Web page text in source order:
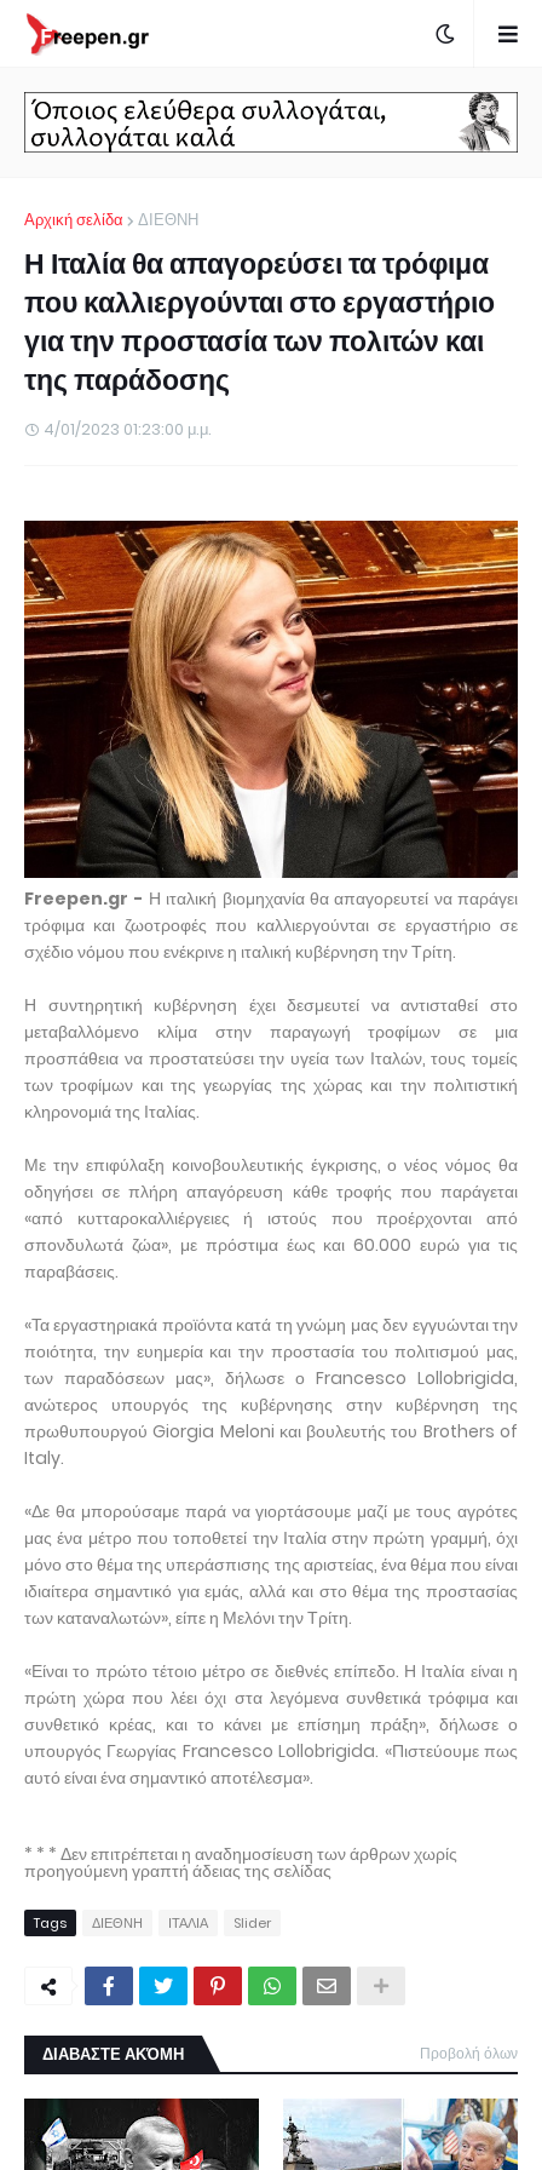
Αρχική σελίδα ΔΙΕΘΝΗ
Η Ιταλία θα απαγορεύσει τα τρόφιμα
που καλλιεργούνται στο εργαστήριο
για την προστασία των πολιτών και
της παράδοσης
4/01/2023 01:23:00 μ.μ.
Freepen.gr - Η ιταλική βιομηχανία θα απαγορευτεί να παράγει
τρόφιμα και ζωοτροφές που καλλιεργούνται σε εργαστήριο σε
σχέδιο νόμου που ενέκρινε η ιταλική κυβέρνηση την Τρίτη.
Η συντηρητική κυβέρνηση έχει δεσμευτεί να αντισταθεί στο
μεταβαλλόμενο κλίμα στην παραγωγή τροφίμων σε μια
προσπάθεια να προστατεύσει την υγεία των Ιταλών, τους τομείς
των τροφίμων και της γεωργίας της χώρας και την πολιτιστική
κληρονομιά της Ιταλίας.
Με την επιφύλαξη κοινοβουλευτικής έγκρισης, ο νέος νόμος θα
οδηγήσει σε πλήρη απαγόρευση κάθε τροφής που παράγεται
«από κυτταροκαλλιέργειες ή ιστούς που προέρχονται από
σπονδυλωτά ζώα», με πρόστιμα έως και 60.000 ευρώ για τις
παραβάσεις.
«Τα εργαστηριακά προϊόντα κατά τη γνώμη μας δεν εγγυώνται την
ποιότητα, την ευημερία και την προστασία του πολιτισμού μας,
των παραδόσεων μας», δήλωσε ο Francesco Lollobrigida,
ανώτερος υπουργός της κυβέρνησης στην κυβέρνηση της
πρωθυπουργού Giorgia Meloni και βουλευτής του Brothers of
Italy.
«Δε θα μπορούσαμε παρά να γιορτάσουμε μαζί με τους αγρότες
μας ένα μέτρο που τοποθετεί την Ιταλία στην πρώτη γραμμή, όχι
μόνο στο θέμα της υπεράσπισης της αριστείας, ένα θέμα που είναι
ιδιαίτερα σημαντικό για εμάς, αλλά και στο θέμα της προστασίας
των καταναλωτών», είπε η Μελόνι την Τρίτη.
«Είναι το πρώτο τέτοιο μέτρο σε διεθνές επίπεδο. Η Ιταλία είναι η
πρώτη χώρα που λέει όχι στα λεγόμενα συνθετικά τρόφιμα και
συνθετικό κρέας, και το κάνει με επίσημη πράξη», δήλωσε ο
υπουργός Γεωργίας Francesco Lollobrigida. «Πιστεύουμε πως
αυτό είναι ένα σημαντικό αποτέλεσμα».
* * * Δεν επιτρέπεται η αναδημοσίευση των άρθρων χωρίς
προηγούμενη γραπτή άδειας της σελίδας
Tags ΔΙΕΘΝΗ ΙΤΑΛΙΑ Slider
ΔΙΑΒΑΣΤΕ ΑΚΌΜΗ Προβολή όλων